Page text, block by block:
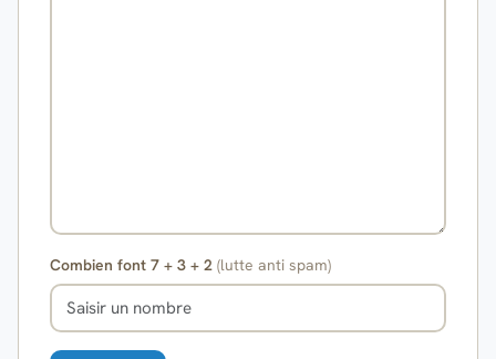
Combien font 7 + 3 + 2 (lutte anti spam)